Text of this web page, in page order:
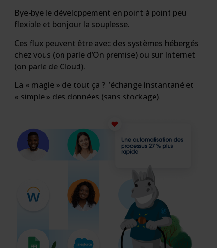
Bye-bye le développement en point à point peu
flexible et bonjour la souplesse.
Ces flux peuvent être avec des systèmes hébergés
chez vous (on parle d’On premise) ou sur Internet
(on parle de Cloud).
La « magie » de tout ça ? l’échange instantané et
« simple » des données (sans stockage).